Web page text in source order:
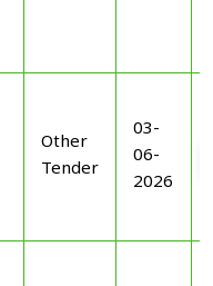
Other
Tender
03-
06-
2026